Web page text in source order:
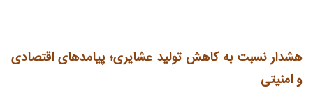
هشدار نسبت به کاهش تولید عشایری؛ پیامدهای اقتصادی
و امنیتی